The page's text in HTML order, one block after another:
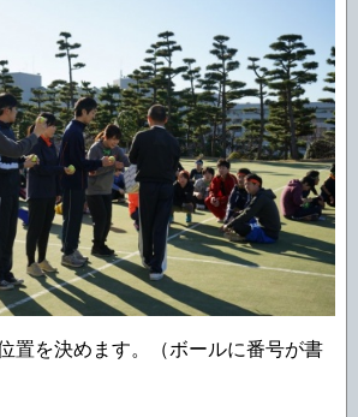
置を決めます。（ボールに番号が書